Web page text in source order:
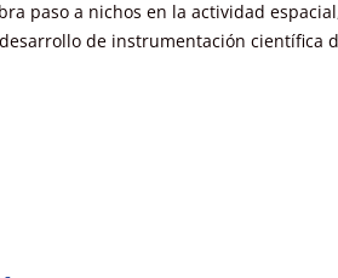
paso a nichos en la actividad
de instrumentación científica